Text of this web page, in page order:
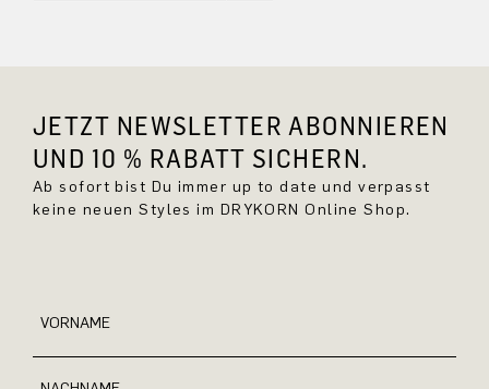
JETZT NEWSLETTER ABONNIEREN
UND 10 % RABATT SICHERN.
Ab sofort bist Du immer up to date und verpasst
keine neuen Styles im DRYKORN Online Shop.
VORNAME